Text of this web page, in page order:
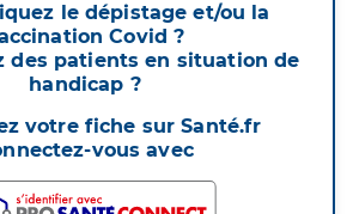
le dépistage et/ou la
Covid ?
des patients en situation de
handicap ?
votre fiche sur Santé.fr
vous avec